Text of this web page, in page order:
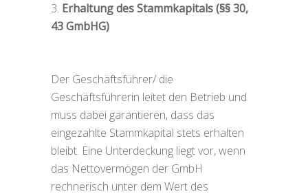
Erhaltung des Stammkapitals (§§ 30,
43 GmbHG)
Der Geschäftsführer/ die
Geschäftsführerin leitet den Betrieb und
muss dabei garantieren, dass das
eingezahlte Stammkapital stets erhalten
bleibt. Eine Unterdeckung liegt vor, wenn
das Nettovermögen der GmbH
rechnerisch unter dem Wert des